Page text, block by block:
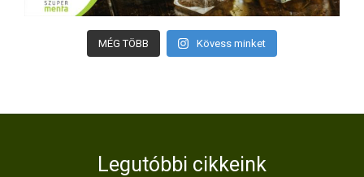
MÉG TÖBB Kövess minket
Legutóbbi cikkeink